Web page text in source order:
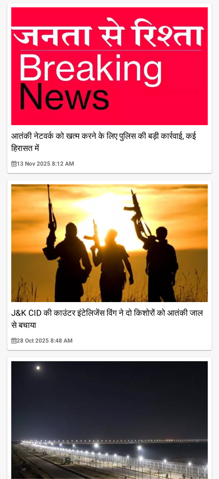
आतंकी नेटवर्क को खत्म करने के लिए पुलिस की बड़ी कार्रवाई, कई
हिरासत में
13 Nov 2025 8:12 AM
J&K CID ​​की काउंटर इंटेलिजेंस विंग ने दो किशोरों को आतंकी जाल
से बचाया
28 Oct 2025 8:48 AM